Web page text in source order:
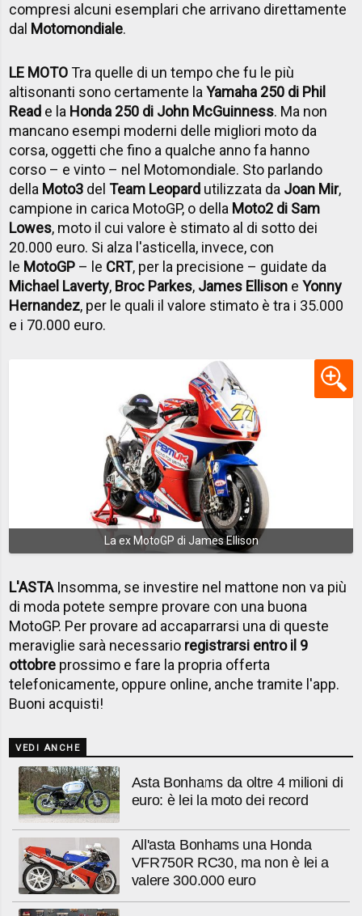
compresi alcuni esemplari che arrivano direttamente
dal Motomondiale.
LE MOTOTra quelle di un tempo che fu le più
altisonanti sono certamente laYamaha 250 di Phil
Read e la Honda 250 di John McGuinness. Ma non
mancano esempi moderni delle migliori moto da
corsa, oggetti che fino a qualche anno fa hanno
corso – e vinto – nel Motomondiale. Sto parlando
della Moto3 delTeam Leopard utilizzata da Joan Mir,
campione in carica MotoGP, o della Moto2 di Sam
Lowes, moto il cui valore è stimato al di sotto dei
20.000 euro. Si alza l'asticella, invece, con
le MotoGP – le CRT, per la precisione – guidate da
Michael Laverty, Broc Parkes, James Ellison eYonny
Hernandez, per le quali il valore stimato è tra i 35.000
e i 70.000 euro.
La ex MotoGP di James Ellison
L'ASTAInsomma, se investire nel mattone non va più
di moda potete sempre provare con una buona
MotoGP. Per provare ad accaparrarsi una di queste
meraviglie sarà necessario registrarsi entro il 9
ottobre prossimo e fare la propria offerta
telefonicamente, oppure online, anche tramite l'app.
Buoni acquisti!
VEDI ANCHE
Asta Bonhams da oltre 4 milioni di
euro: è lei la moto dei record
All'asta Bonhams una Honda
VFR750R RC30, ma non è lei a
valere 300.000 euro